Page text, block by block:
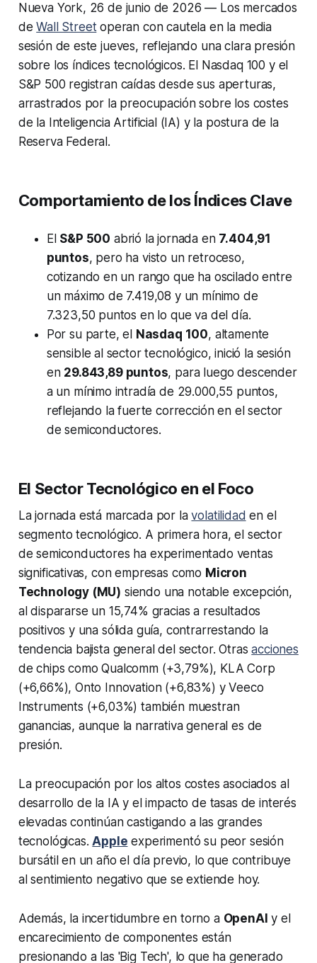
Nueva York, 26 de junio de 2026 — Los mercados
deWall Streetoperan con cautela en la media
sesión de este jueves, reflejando una clara presión
sobre los índices tecnológicos. El Nasdaq 100 y el
S&P 500 registran caídas desde sus aperturas,
arrastrados por la preocupación sobre los costes
de la Inteligencia Artificial (IA) y la postura de la
Reserva Federal.
Comportamiento de los Índices Clave
El S&P 500 abrió la jornada en 7.404,91
puntos, pero ha visto un retroceso,
cotizando en un rango que ha oscilado entre
un máximo de 7.419,08 y un mínimo de
7.323,50 puntos en lo que va del día.
Por su parte, el
Nasdaq 100, altamente
sensible al sector tecnológico, inició la sesión
en 29.843,89 puntos, para luego descender
a un mínimo intradía de 29.000,55 puntos,
reflejando la fuerte corrección en el sector
de semiconductores.
El Sector Tecnológico en el Foco
La jornada está marcada por lavolatilidad en el
segmento tecnológico. A primera hora, el sector
de semiconductores ha experimentado ventas
significativas, con empresas como Micron
Technology (MU) siendo una notable excepción,
al dispararse un 15,74% gracias a resultados
positivos y una sólida guía, contrarrestando la
tendencia bajista general del sector. Otrasacciones
de chips como Qualcomm (+3,79%), KLA Corp
(+6,66%), Onto Innovation (+6,83%) y Veeco
Instruments (+6,03%) también muestran
ganancias, aunque la narrativa general es de
presión.
La preocupación por los altos costes asociados al
desarrollo de la IA y el impacto de tasas de interés
elevadas continúan castigando a las grandes
tecnológicas.Apple experimentó su peor sesión
bursátil en un año el día previo, lo que contribuye
al sentimiento negativo que se extiende hoy.
Además, la incertidumbre en torno a OpenAI y el
encarecimiento de componentes están
presionando a las 'Big Tech', lo que ha generado